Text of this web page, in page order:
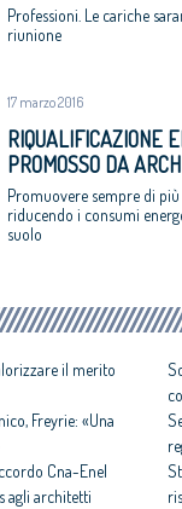
Professioni. Le cariche
riunione
17 marzo 2016
RIQUALIFICAZIONE
PROMOSSO DA
Promuovere sempre di
riducendo i consumi
suolo
il merito
Freyrie: «Una
Cna-Enel
agli architetti